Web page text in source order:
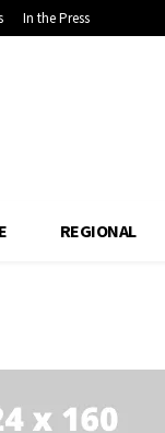
In the Press
REGIONAL